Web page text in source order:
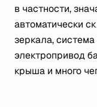
в частности,
автоматически
зеркала, система
электропривод
крыша и много